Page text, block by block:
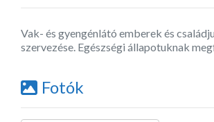
Vak- és gyengénlátó emberek és
szervezése. Egészségi állapotuknak
Fotók